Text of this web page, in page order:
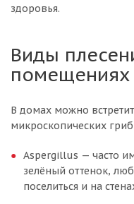
здоровья.
Виды
помещениях
В домах можно
микроскопических
Aspergillus — часто
зелёный оттенок,
поселиться и на